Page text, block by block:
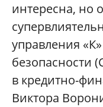
интересна, но
управления
безопасности
в кредитно-
Виктора